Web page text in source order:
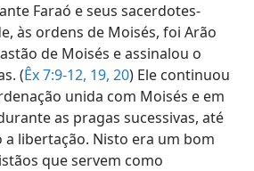
Faraó e seus sacerdotes-
às ordens de Moisés, foi Arão
de Moisés e assinalou o
(Êx 7:9-12, 19, 20) Ele continuou
unida com Moisés e em
as pragas sucessivas, até
libertação. Nisto era um bom
que servem como